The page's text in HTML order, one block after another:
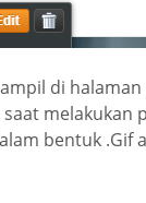
di
melakukan
bentuk .Gif